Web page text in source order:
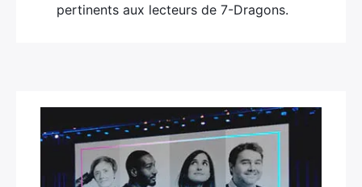
pertinents aux lecteurs de 7-Dragons.